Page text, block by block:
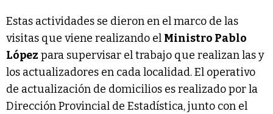
Estas actividades se dieron en el marco de las
visitas que viene realizando el Ministro Pablo
López para supervisar el trabajo que realizan las y
los actualizadores en cada localidad. El operativo
de actualización de domicilios es realizado por la
Dirección Provincial de Estadística, junto con el